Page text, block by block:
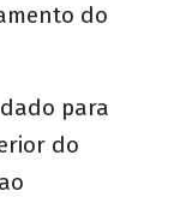
do
para
do